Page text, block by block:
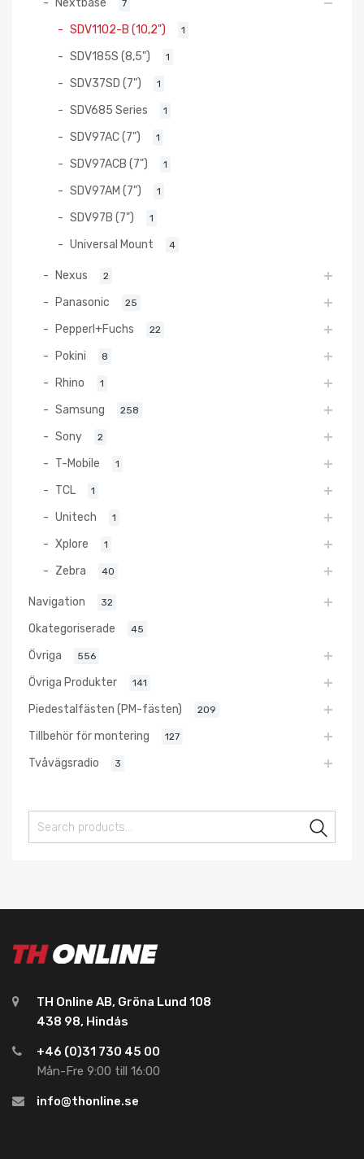
7
SDV1102-B (10,2") 1
SDV185S (8,5") 1
SDV37SD (7") 1
SDV685 Series 1
SDV97AC (7") 1
SDV97ACB (7") 1
SDV97AM (7") 1
SDV97B (7") 1
Universal Mount 4
Nexus 2
Panasonic 25
Pepperl+Fuchs 22
Pokini 8
Rhino 1
Samsung 258
Sony 2
T-Mobile 1
TCL 1
Unitech 1
Xplore 1
Zebra 40
Navigation 32
Okategoriserade 45
Övriga 556
Övriga Produkter 141
Piedestalfästen (PM-fästen) 209
Tillbehör för montering 127
Tvåvägsradio 3
TH Online AB, Gröna Lund 108
438 98, Hindås
+46 (0)31 730 45 00
Mån-Fre 9:00 till 16:00
info@thonline.se